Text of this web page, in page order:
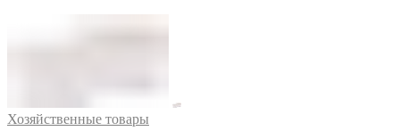
Хозяйственные товары